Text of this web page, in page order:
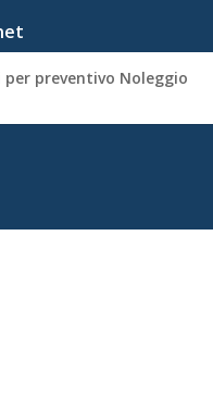
preventivo Noleggio